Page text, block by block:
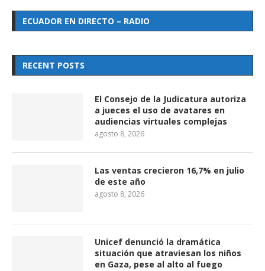
ECUADOR EN DIRECTO – RADIO
RECENT POSTS
El Consejo de la Judicatura autoriza
a jueces el uso de avatares en
audiencias virtuales complejas
agosto 8, 2026
Las ventas crecieron 16,7% en julio
de este año
agosto 8, 2026
Unicef denunció la dramática
situación que atraviesan los niños
en Gaza, pese al alto al fuego